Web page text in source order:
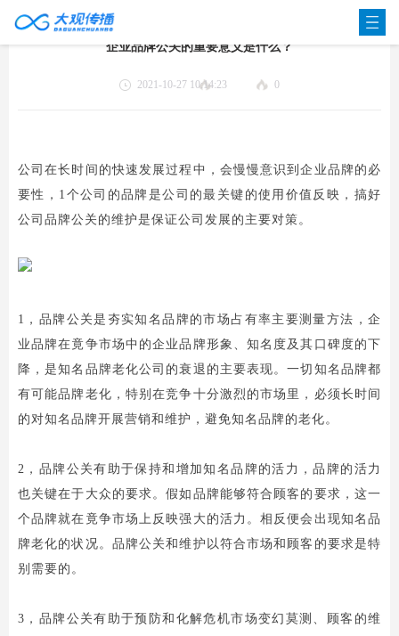
企业品牌公关的重要意义是什么？
2021-10-27 10:14:23 0
公司在长时间的快速发展过程中，会慢慢意识到企业品牌的必
要性，1个公司的品牌是公司的最关键的使用价值反映，搞好
公司品牌公关的维护是保证公司发展的主要对策。
1，品牌公关是夯实知名品牌的市场占有率主要测量方法，企
业品牌在竟争市场中的企业品牌形象、知名度及其口碑度的下
降，是知名品牌老化公司的衰退的主要表现。一切知名品牌都
有可能品牌老化，特别在竞争十分激烈的市场里，必须长时间
的对知名品牌开展营销和维护，避免知名品牌的老化。
2，品牌公关有助于保持和增加知名品牌的活力，品牌的活力
也关键在于大众的要求。假如品牌能够符合顾客的要求，这一
个品牌就在竟争市场上反映强大的活力。相反便会出现知名品
牌老化的状况。品牌公关和维护以符合市场和顾客的要求是特
别需要的。
3，品牌公关有助于预防和化解危机市场变幻莫测、顾客的维